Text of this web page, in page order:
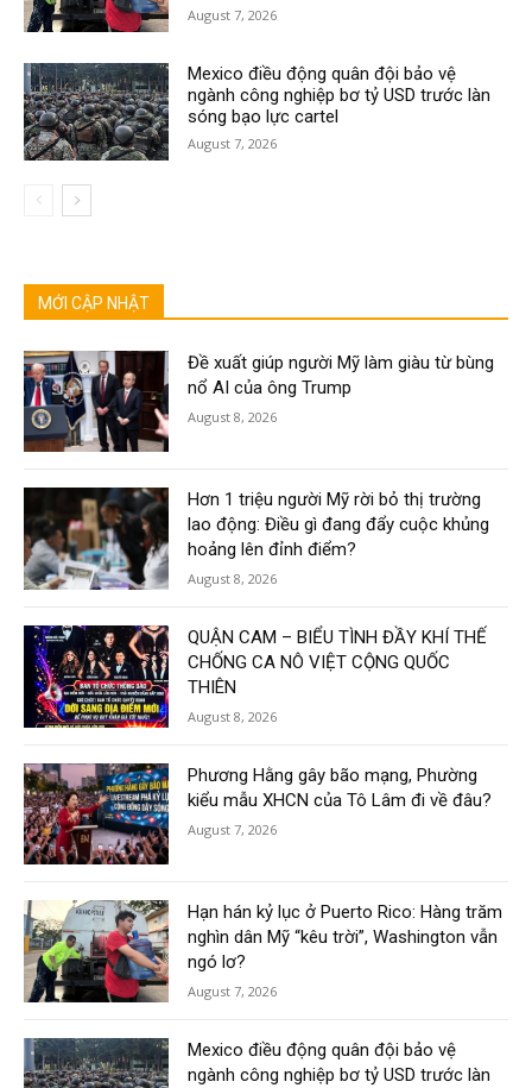
August 7, 2026
Mexico điều động quân đội bảo vệ
ngành công nghiệp bơ tỷ USD trước làn
sóng bạo lực cartel
August 7, 2026
MỚI CẬP NHẬT
Đề xuất giúp người Mỹ làm giàu từ bùng
nổ AI của ông Trump
August 8, 2026
Hơn 1 triệu người Mỹ rời bỏ thị trường
lao động: Điều gì đang đẩy cuộc khủng
hoảng lên đỉnh điểm?
August 8, 2026
QUẬN CAM – BIỂU TÌNH ĐẦY KHÍ THẾ
CHỐNG CA NÔ VIỆT CỘNG QUỐC
THIÊN
August 8, 2026
Phương Hằng gây bão mạng, Phường
kiểu mẫu XHCN của Tô Lâm đi về đâu?
August 7, 2026
Hạn hán kỷ lục ở Puerto Rico: Hàng trăm
nghìn dân Mỹ “kêu trời”, Washington vẫn
ngó lơ?
August 7, 2026
Mexico điều động quân đội bảo vệ
ngành công nghiệp bơ tỷ USD trước làn